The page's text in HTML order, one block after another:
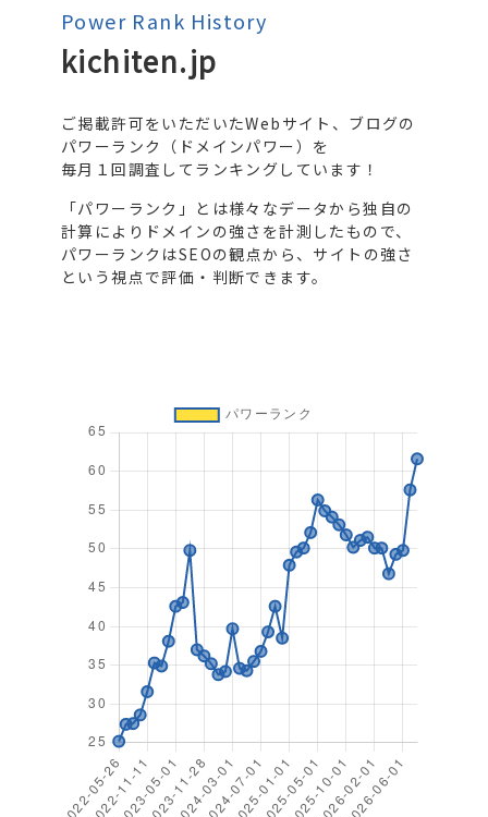
Power Rank History
kichiten.jp
ご掲載許可をいただいたWebサイト、ブログの
パワーランク（ドメインパワー）を
毎月１回調査してランキングしています！
「パワーランク」とは様々なデータから独自の
計算によりドメインの強さを計測したもので、
パワーランクはSEOの観点から、サイトの強さ
という視点で評価・判断できます。